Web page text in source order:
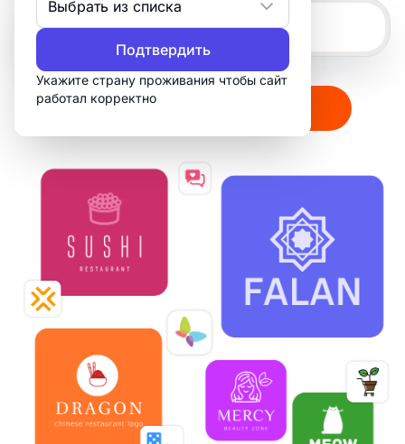
Выбрать из списка
Подтвердить
Укажите страну проживания чтобы сайт
работал корректно
Создать мой логотип